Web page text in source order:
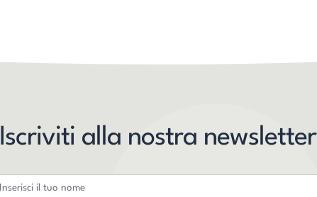
Iscriviti alla nostra newsletter